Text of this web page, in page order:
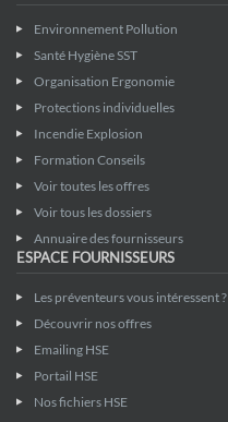
Environnement Pollution
Santé Hygiène SST
Organisation Ergonomie
Protections individuelles
Incendie Explosion
Formation Conseils
Voir toutes les offres
Voir tous les dossiers
Annuaire des fournisseurs
ESPACE FOURNISSEURS
Les préventeurs vous intéressent ?
Découvrir nos offres
Emailing HSE
Portail HSE
Nos fichiers HSE